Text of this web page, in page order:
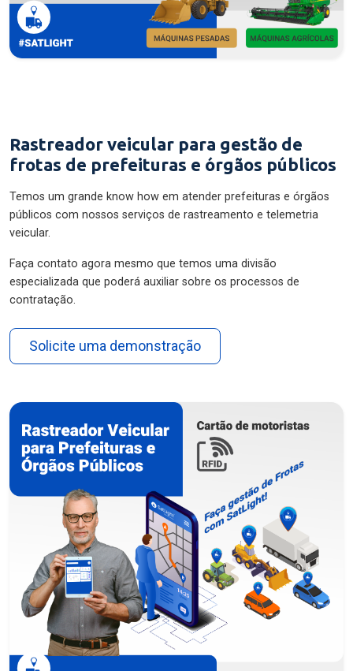
Rastreador veicular para gestão de
frotas de prefeituras e órgãos públicos
Temos um grande know how em atender prefeituras e órgãos
públicos com nossos serviços de rastreamento e telemetria
veicular.
Faça contato agora mesmo que temos uma divisão
especializada que poderá auxiliar sobre os processos de
contratação.
Solicite uma demonstração